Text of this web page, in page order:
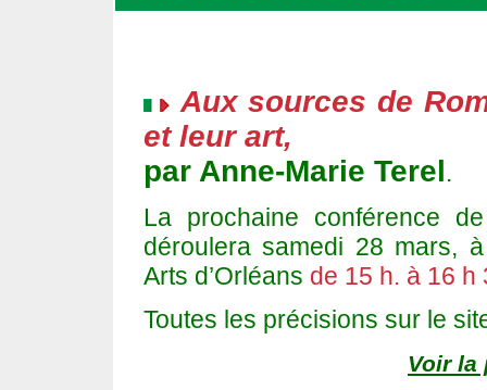
Aux sources de
et leur art,
par Anne-Marie Terel.
La prochaine conférence
déroulera samedi 28 mars,
Arts d’Orléans de 15 h. à 16 h
Toutes les précisions sur le
Voir la